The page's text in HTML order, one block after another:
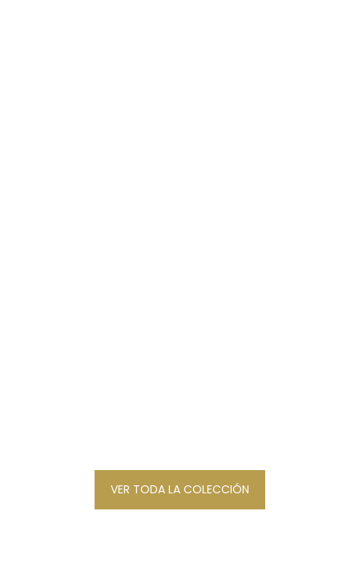
VER TODA LA COLECCIÓN